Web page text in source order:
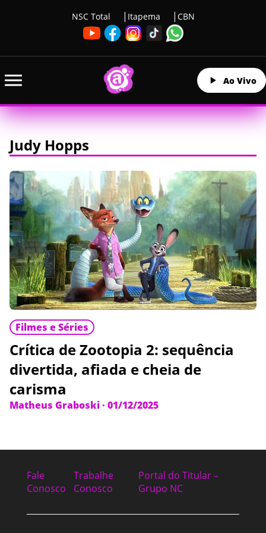
NSC Total Itapema CBN
Ao Vivo
Judy Hopps
Filmes e Séries
Crítica de Zootopia 2: sequência
divertida, afiada e cheia de
carisma
Matheus Graboski· 01/12/2025
Fale
Conosco
Trabalhe
Conosco
Portal do Titular –
Grupo NC